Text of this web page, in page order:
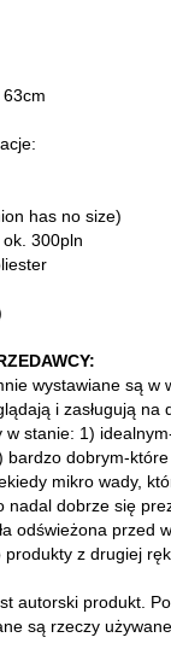
has no size)
300pln
wystawiane są w
i zasługują na
w stanie: 1)
bardzo dobrym-
mikro wady,
nadal dobrze się
odświeżona przed
produkty z drugiej
autorski produkt.
są rzeczy